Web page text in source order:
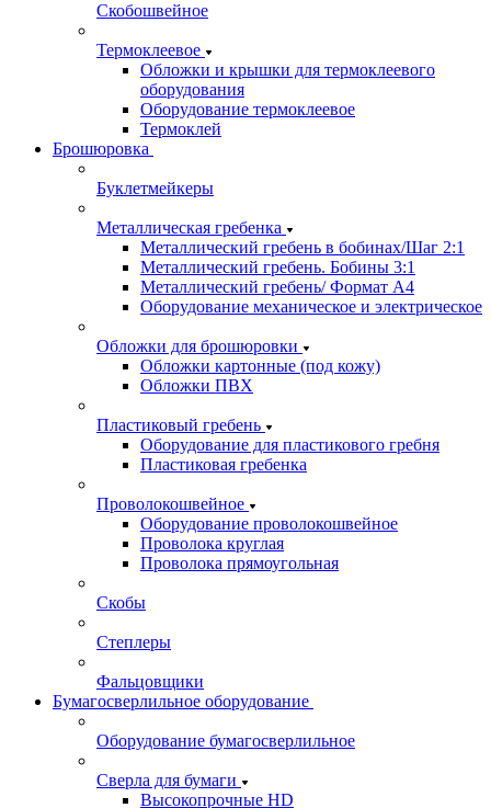
Скобошвейное
Термоклеевое
Обложки и крышки для термоклеевого
оборудования
Оборудование термоклеевое
Термоклей
Брошюровка
Буклетмейкеры
Металлическая гребенка
Металлический гребень в бобинах/Шаг 2:1
Металлический гребень. Бобины 3:1
Металлический гребень/ Формат А4
Оборудование механическое и электрическое
Обложки для брошюровки
Обложки картонные (под кожу)
Обложки ПВХ
Пластиковый гребень
Оборудование для пластикового гребня
Пластиковая гребенка
Проволокошвейное
Оборудование проволокошвейное
Проволока круглая
Проволока прямоугольная
Скобы
Степлеры
Фальцовщики
Бумагосверлильное оборудование
Оборудование бумагосверлильное
Сверла для бумаги
Высокопрочные HD